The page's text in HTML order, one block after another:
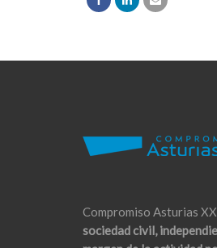
Compromiso Asturias
sociedad civil,